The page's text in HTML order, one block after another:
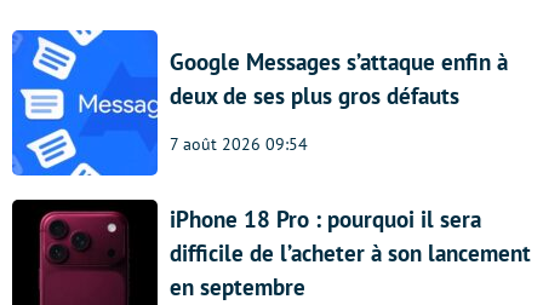
Google Messages s’attaque enfin à
deux de ses plus gros défauts
7 août 2026 09:54
iPhone 18 Pro : pourquoi il sera
difficile de l’acheter à son lancement
en septembre